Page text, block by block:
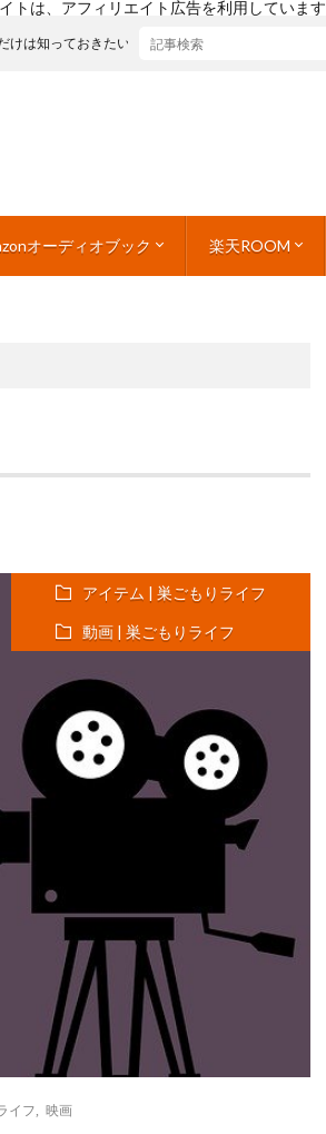
トは、アフィリエイト広告を利用しています
オーディオブック 楽天ROOM
ておきたい！健康と若返りの食事ガイド
アイテム | 巣ごもりライフ
動画 | 巣ごもりライフ
イフ 映画